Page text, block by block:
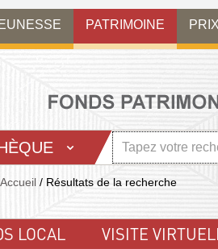
PATRIMOINE
Accueil / Résultats de la recherche
LOCAL VISITE